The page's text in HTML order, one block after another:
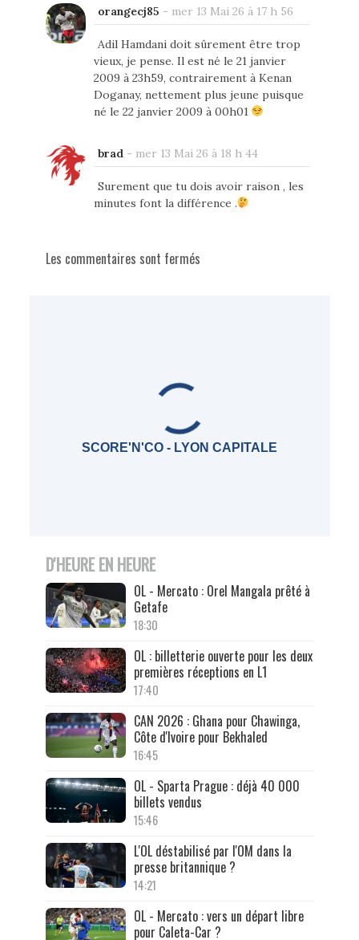
orangecj85 - mer 13 Mai 26 à 17 h 56
Adil Hamdani doit sûrement être trop
vieux, je pense. Il est né le 21 janvier
2009 à 23h59, contrairement à Kenan
Doganay, nettement plus jeune puisque
né le 22 janvier 2009 à 00h01
brad - mer 13 Mai 26 à 18 h 44
Surement que tu dois avoir raison , les
minutes font la différence .
Les commentaires sont fermés
SCORE'N'CO - LYON CAPITALE
D'HEURE EN HEURE
OL - Mercato : Orel Mangala prêté à
Getafe
18:30
OL : billetterie ouverte pour les deux
premières réceptions en L1
17:40
CAN 2026 : Ghana pour Chawinga,
Côte d'Ivoire pour Bekhaled
16:45
OL - Sparta Prague : déjà 40 000
billets vendus
15:46
L'OL déstabilisé par l'OM dans la
presse britannique ?
14:21
OL - Mercato : vers un départ libre
pour Caleta-Car ?